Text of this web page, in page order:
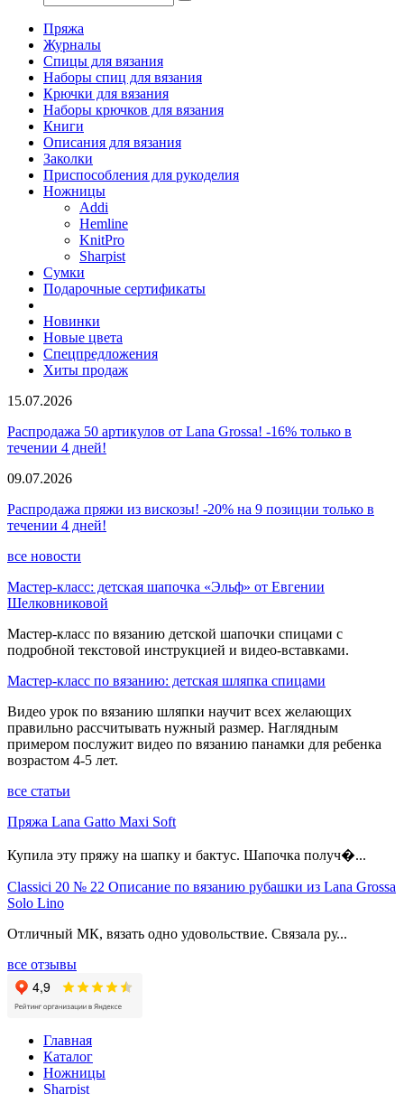
Пряжа
Журналы
Спицы для вязания
Наборы спиц для вязания
Крючки для вязания
Наборы крючков для вязания
Книги
Описания для вязания
Заколки
Приспособления для рукоделия
Ножницы
Addi
Hemline
KnitPro
Sharpist
Сумки
Подарочные сертификаты
Новинки
Новые цвета
Спецпредложения
Хиты продаж
15.07.2026
Распродажа 50 артикулов от Lana Grossa! -16% только в
течении 4 дней!
09.07.2026
Распродажа пряжи из вискозы! -20% на 9 позиции только в
течении 4 дней!
все новости
Мастер-класс: детская шапочка «Эльф» от Евгении
Шелковниковой
Мастер-класс по вязанию детской шапочки спицами с
подробной текстовой инструкцией и видео-вставками.
Мастер-класс по вязанию: детская шляпка спицами
Видео урок по вязанию шляпки научит всех желающих
правильно рассчитывать нужный размер. Наглядным
примером послужит видео по вязанию панамки для ребенка
возрастом 4-5 лет.
все статьи
Пряжа Lana Gatto Maxi Soft
Купила эту пряжу на шапку и бактус. Шапочка получ�...
Classici 20 № 22 Описание по вязанию рубашки из Lana Grossa
Solo Lino
Отличный МК, вязать одно удовольствие. Связала ру...
все отзывы
Главная
Каталог
Ножницы
Sharpist